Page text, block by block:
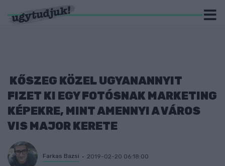
KŐSZEG KÖZEL UGYANANNYIT
FIZET KI EGY FOTÓSNAK MARKETING
KÉPEKRE, MINT AMENNYI A VÁROS
VIS MAJOR KERETE
Farkas Bazsi 2019-02-20 06:18:00